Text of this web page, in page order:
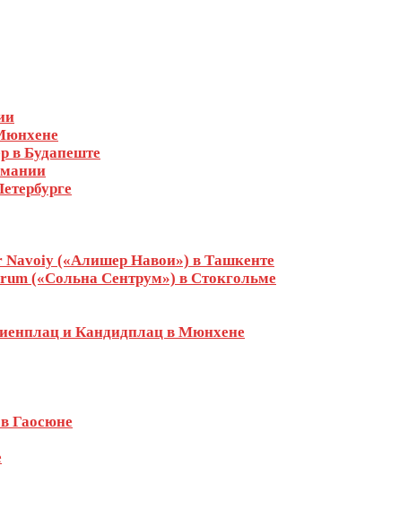
в Будапеште
(«Алишер Навои») в Ташкенте
(«Сольна Сентрум») в Стокгольме
и Кандидплац в Мюнхене
Гаосюне